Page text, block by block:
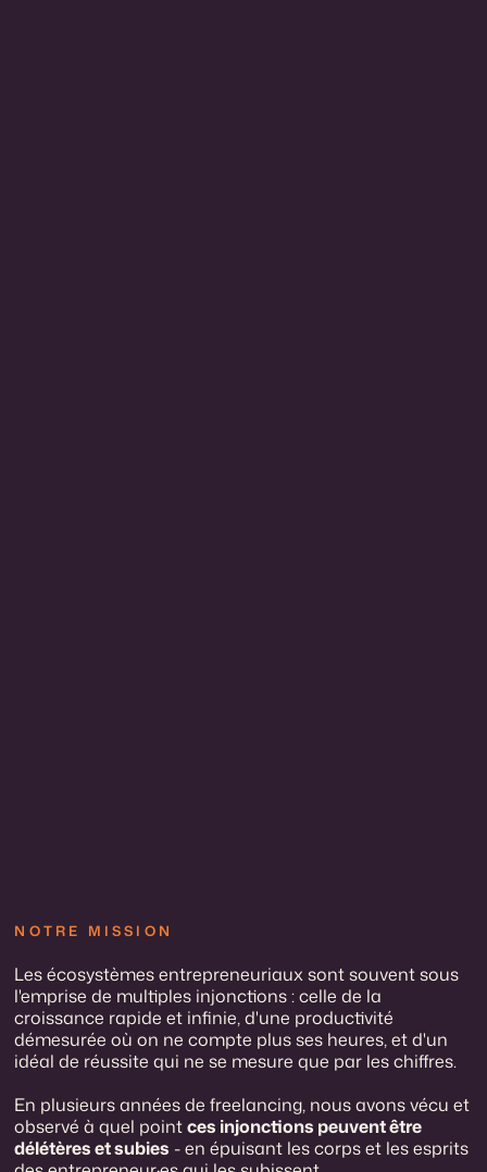
NOTRE MISSION
Les écosystèmes entrepreneuriaux sont souvent sous
l'emprise de multiples injonctions : celle de la
croissance rapide et infinie, d'une productivité
démesurée où on ne compte plus ses heures, et d'un
idéal de réussite qui ne se mesure que par les chiffres.
En plusieurs années de freelancing, nous avons vécu et
observé à quel pointces injonctions peuvent être
délétères et subies - en épuisant les corps et les esprits